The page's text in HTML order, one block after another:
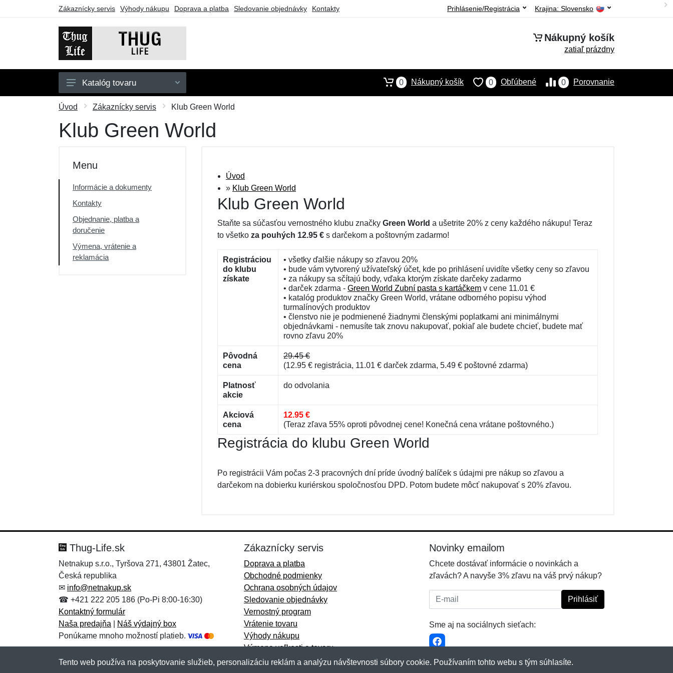
Zákaznícky servis Výhody nákupu Doprava a platba Sledovanie objednávky Kontakty Krajina: Slovensko
Prihlásenie/Registrácia
Nákupný košík
zatiaľ prázdny
Pánske
Dámske
Katalóg tovaru 0 Porovnanie
0 Obľúbené
0 Nákupný košík
Úvod Zákaznícky servis Klub Green World
Klub Green World
Menu
Informácie a dokumenty
Kontakty
Objednanie, platba a
doručenie
Výmena, vrátenie a
reklamácia
Úvod
» Klub Green World
Klub Green World
Staňte sa súčasťou vernostného klubu značky Green World a ušetrite 20% z ceny každého nákupu! Teraz
to všetko za pouhých 12.95 € s darčekom a poštovným zadarmo!
Registráciou
do klubu
získate
• všetky ďalšie nákupy so zľavou 20%
• bude vám vytvorený užívateľský účet, kde po prihlásení uvidíte všetky ceny so zľavou
• za nákupy sa sčítajú body, vďaka ktorým získate darčeky zadarmo
• darček zdarma - Green World Zubní pasta s kartáčkem v cene 11.01 €
• katalóg produktov značky Green World, vrátane odborného popisu výhod
turmalínových produktov
• členstvo nie je podmienené žiadnymi členskými poplatkami ani minimálnymi
objednávkami - nemusíte tak znovu nakupovať, pokiaľ ale budete chcieť, budete mať
rovno zľavu 20%
Pôvodná
cena
29.45 €
(12.95 € registrácia, 11.01 € darček zdarma, 5.49 € poštovné zdarma)
Platnosť
akcie
do odvolania
Akciová
cena
12.95 €
(Teraz zľava 55% oproti pôvodnej cene! Konečná cena vrátane poštovného.)
Registrácia do klubu Green World
Po registrácii Vám počas 2-3 pracovných dní príde úvodný balíček s údajmi pre nákup so zľavou a
darčekom na dobierku kuriérskou spoločnosťou DPD. Potom budete môcť nakupovať s 20% zľavou.
Thug-Life.sk
Netnakup s.r.o., Tyršova 271, 43801 Žatec,
Česká republika
✉ info@netnakup.sk
☎ +421 222 205 186 (Po-Pi 8:00-16:30)
Kontaktný formulár
Naša predajňa
Náš výdajný box
Ponúkame mnoho možností platieb.
Zákaznícky servis
Doprava a platba
Obchodné podmienky
Ochrana osobných údajov
Sledovanie objednávky
Vernostný program
Vrátenie tovaru
Výhody nákupu
Výmena veľkosti a tovaru
Viac informácií...
Novinky emailom
Chcete dostávať informácie o novinkách a
zľavách? A navyše 3% zľavu na váš prvý nákup?
E-mail: Prihlásiť
Sme aj na sociálnych sieťach:
Tento web používa na poskytovanie služieb, personalizáciu reklám a analýzu návštevnosti súbory cookie. Používaním tohto webu s tým súhlasíte.